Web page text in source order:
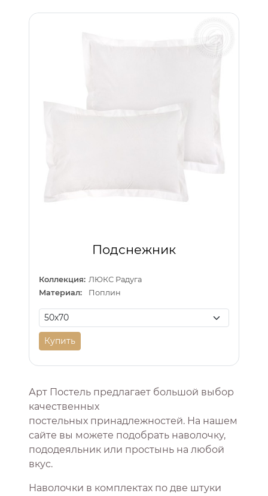
Подснежник
Коллекция: ЛЮКС Радуга
Материал:
Поплин
Купить
Арт Постель предлагает большой выбор
качественных
постельных принадлежностей. На нашем
сайте вы можете подобрать наволочку,
пододеяльник или простынь на любой
вкус.
Наволочки в комплектах по две штуки